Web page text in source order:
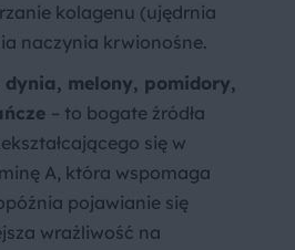
kolagenu (ujędrnia
naczynia krwionośne.
dynia, melony, pomidory,
– to bogate źródła
się w
A, która wspomaga
pojawianie się
wrażliwość na